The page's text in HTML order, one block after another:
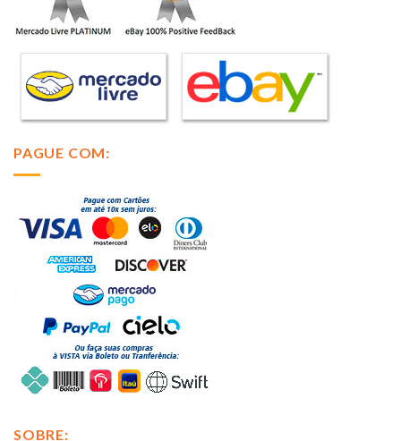
PAGUE COM:
SOBRE: